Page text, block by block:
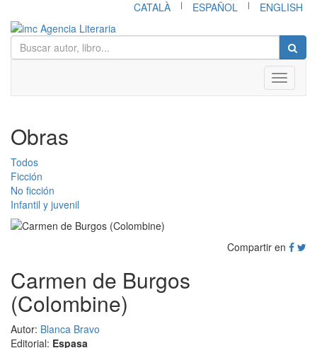
CATALÀ | ESPAÑOL | ENGLISH
Toggle
Obras
Todos
Ficción
No ficción
Infantil y juvenil
Compartir en
Carmen de Burgos
(Colombine)
Autor: Blanca Bravo
Editorial: Espasa